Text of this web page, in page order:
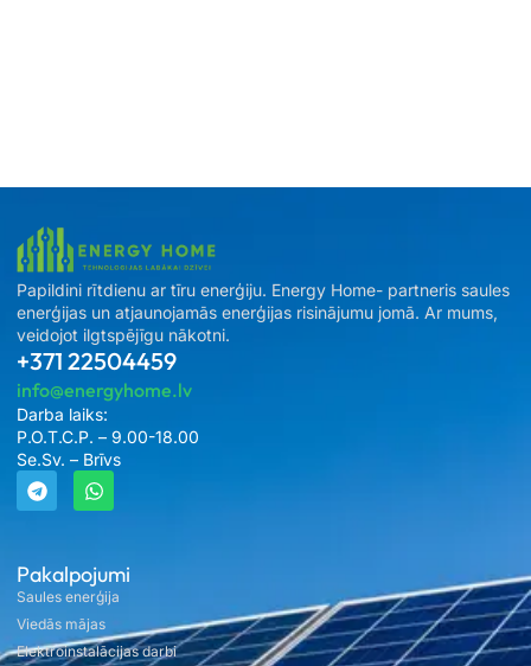
Pakalpojumi
Saules enerģija
Viedās mājas
Elektroinstalācijas darbi
Papildini rītdienu ar tīru enerģiju. Energy Home- partneris saules
enerģijas un atjaunojamās enerģijas risinājumu jomā. Ar mums,
veidojot ilgtspējīgu nākotni.
+371 22504459
info@energyhome.lv
Darba laiks:
P.O.T.C.P. – 9.00-18.00
Se.Sv. – Brīvs